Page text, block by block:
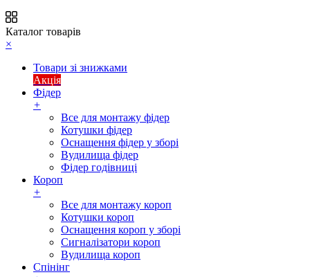
Каталог товарів
×
Товари зі знижками
Акція
Фідер
+
Все для монтажу фідер
Котушки фідер
Оснащення фідер у зборі
Вудилища фідер
Фідер годівниці
Короп
+
Все для монтажу короп
Котушки короп
Оснащення короп у зборі
Сигналізатори короп
Вудилища короп
Спінінг